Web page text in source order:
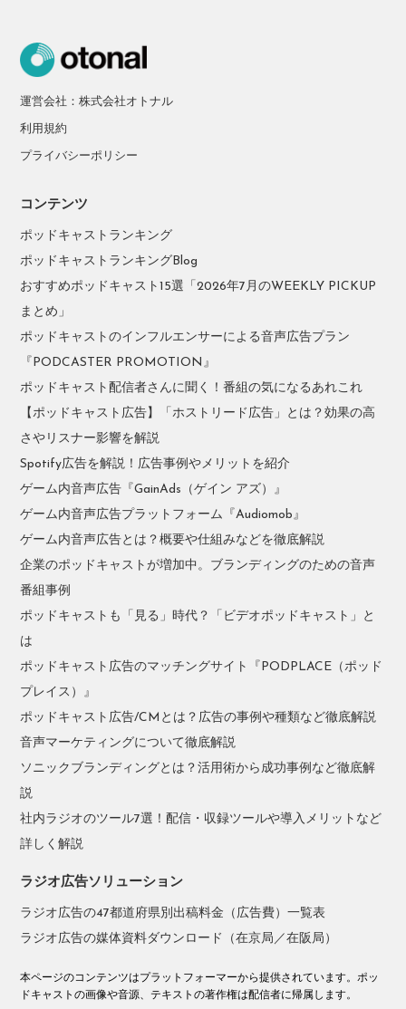
運営会社：株式会社オトナル
利用規約
プライバシーポリシー
コンテンツ
ポッドキャストランキング
ポッドキャストランキングBlog
おすすめポッドキャスト15選「2026年7月のWEEKLY PICKUP
まとめ」
ポッドキャストのインフルエンサーによる音声広告プラン
『PODCASTER PROMOTION』
ポッドキャスト配信者さんに聞く！番組の気になるあれこれ
【ポッドキャスト広告】「ホストリード広告」とは？効果の高
さやリスナー影響を解説
Spotify広告を解説！広告事例やメリットを紹介
ゲーム内音声広告『GainAds（ゲイン アズ）』
ゲーム内音声広告プラットフォーム『Audiomob』
ゲーム内音声広告とは？概要や仕組みなどを徹底解説
企業のポッドキャストが増加中。ブランディングのための音声
番組事例
ポッドキャストも「見る」時代？「ビデオポッドキャスト」と
は
ポッドキャスト広告のマッチングサイト『PODPLACE（ポッド
プレイス）』
ポッドキャスト広告/CMとは？広告の事例や種類など徹底解説
音声マーケティングについて徹底解説
ソニックブランディングとは？活用術から成功事例など徹底解
説
社内ラジオのツール7選！配信・収録ツールや導入メリットなど
詳しく解説
ラジオ広告ソリューション
ラジオ広告の47都道府県別出稿料金（広告費）一覧表
ラジオ広告の媒体資料ダウンロード（在京局／在阪局）
本ページのコンテンツはプラットフォーマーから提供されています。ポッ
ドキャストの画像や音源、テキストの著作権は配信者に帰属します。